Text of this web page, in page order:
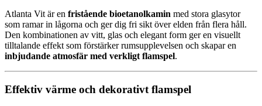
Atlanta Vit är en fristående bioetanolkamin med stora glasytor
som ramar in lågorna och ger dig fri sikt över elden från flera håll.
Den kombinationen av vitt, glas och elegant form ger en visuellt
tilltalande effekt som förstärker rumsupplevelsen och skapar en
inbjudande atmosfär med verkligt flamspel.
Effektiv värme och dekorativt flamspel